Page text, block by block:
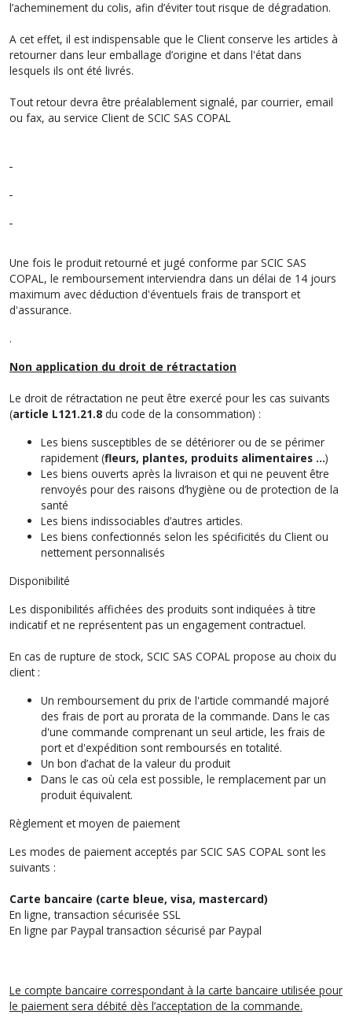
l’acheminement du colis, afin d’éviter tout risque de dégradation.
A cet effet, il est indispensable que le Client conserve les articles à
retourner dans leur emballage d’origine et dans l'état dans
lesquels ils ont été livrés.
Tout retour devra être préalablement signalé, par courrier, email
ou fax, au service Client de SCIC SAS COPAL
Une fois le produit retourné et jugé conforme par SCIC SAS
COPAL, le remboursement interviendra dans un délai de 14 jours
maximum avec déduction d'éventuels frais de transport et
d'assurance.
.
Non application du droit de rétractation
Le droit de rétractation ne peut être exercé pour les cas suivants
(article L121.21.8 du code de la consommation) :
Les biens susceptibles de se détériorer ou de se périmer
rapidement (fleurs, plantes, produits alimentaires …)
Les biens ouverts après la livraison et qui ne peuvent être
renvoyés pour des raisons d’hygiène ou de protection de la
santé
Les biens indissociables d’autres articles.
Les biens confectionnés selon les spécificités du Client ou
nettement personnalisés
Disponibilité
Les disponibilités affichées des produits sont indiquées à titre
indicatif et ne représentent pas un engagement contractuel.
En cas de rupture de stock, SCIC SAS COPAL propose au choix du
client :
Un remboursement du prix de l'article commandé majoré
des frais de port au prorata de la commande. Dans le cas
d'une commande comprenant un seul article, les frais de
port et d'expédition sont remboursés en totalité.
Un bon d’achat de la valeur du produit
Dans le cas où cela est possible, le remplacement par un
produit équivalent.
Règlement et moyen de paiement
Les modes de paiement acceptés par SCIC SAS COPAL sont les
suivants :
Carte bancaire (carte bleue, visa, mastercard)
En ligne, transaction sécurisée SSL
En ligne par Paypal transaction sécurisé par Paypal
Le compte bancaire correspondant à la carte bancaire utilisée pour
le paiement sera débité dès l’acceptation de la commande.